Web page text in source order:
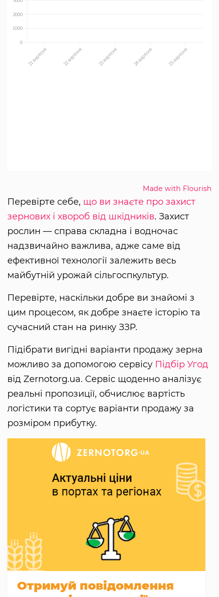
Made with Flourish
Перевірте себе, що ви знаєте про захист
зернових і хвороб від шкідників. Захист
рослин — справа складна і водночас
надзвичайно важлива, адже саме від
ефективної технології залежить весь
майбутній урожай сільгоспкультур.
Перевірте, наскільки добре ви знайомі з
цим процесом, як добре знаєте історію та
сучасний стан на ринку ЗЗР.
Підібрати вигідні варіанти продажу зерна
можливо за допомогою сервісу Підбір Угод
від Zernotorg.ua. Сервіс щоденно аналізує
реальні пропозиції, обчислює вартість
логістики та сортує варіанти продажу за
розміром прибутку.
Отримуй повідомлення